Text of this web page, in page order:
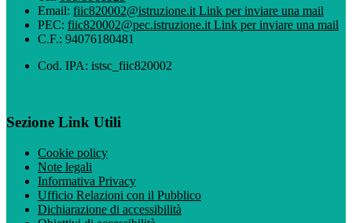
Email: fiic820002@istruzione.it Link per inviare una mail
PEC: fiic820002@pec.istruzione.it Link per inviare una mail
C.F.: 94076180481
Cod. IPA: istsc_fiic820002
Sezione Link Utili
Cookie policy
Note legali
Informativa Privacy
Ufficio Relazioni con il Pubblico
Dichiarazione di accessibilità